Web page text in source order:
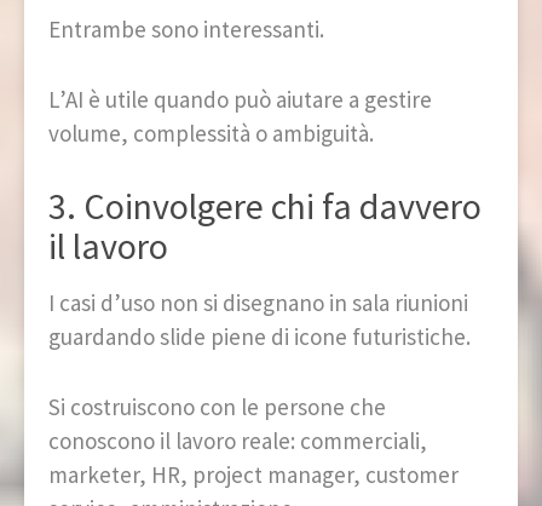
Entrambe sono interessanti.
L’AI è utile quando può aiutare a gestire
volume, complessità o ambiguità.
3. Coinvolgere chi fa davvero
il lavoro
I casi d’uso non si disegnano in sala riunioni
guardando slide piene di icone futuristiche.
Si costruiscono con le persone che
conoscono il lavoro reale: commerciali,
marketer, HR, project manager, customer